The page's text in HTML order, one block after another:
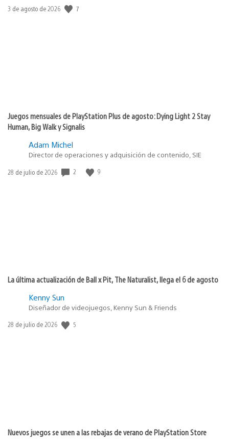
Fecha
3 de agosto de 2026 7
Juegos mensuales de PlayStation Plus de agosto: Dying Light 2 Stay
Human, Big Walk y Signalis
Adam Michel
Director de operaciones y adquisición de contenido, SIE
Fecha
28 de julio de 2026 2 9
La última actualización de Ball x Pit, The Naturalist, llega el 6 de agosto
Kenny Sun
Diseñador de videojuegos, Kenny Sun & Friends
Fecha
28 de julio de 2026 5
Nuevos juegos se unen a las rebajas de verano de PlayStation Store